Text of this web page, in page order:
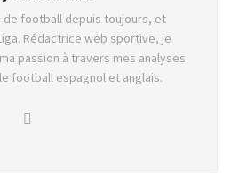
de football depuis toujours, et
Rédactrice web sportive, je
passion à travers mes analyses
football espagnol et anglais.